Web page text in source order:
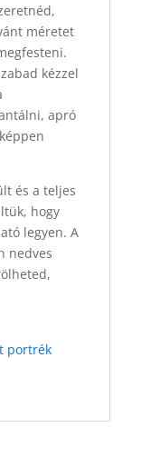
méretet
kézzel
apró
és a teljes
hogy
legyen. A
nedves
portrék